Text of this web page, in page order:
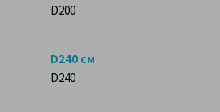
D200
D240 см
D240